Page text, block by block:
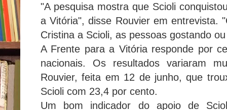
"A pesquisa mostra que Scioli
a Vitória", disse Rouvier em entrevista.
Cristina a Scioli, as pessoas gostando
A Frente para a Vitória responde por
nacionais. Os resultados variaram
Rouvier, feita em 12 de junho, que
Scioli com 23,4 por cento.
Um bom indicador do apoio de